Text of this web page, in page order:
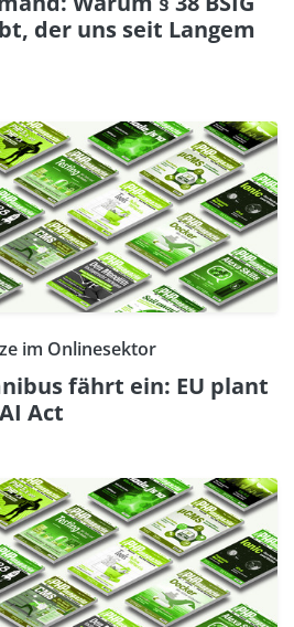
der uns seit Langem
im Onlinesektor
fährt ein: EU plant
Act